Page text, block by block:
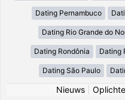
Dating Pernambuco
Dating Rio Grande do
Dating Rondônia Dating
Dating São Paulo
Nieuws|